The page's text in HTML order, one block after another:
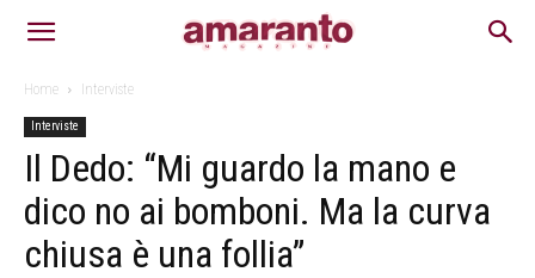
Home Interviste
Interviste
Il Dedo: “Mi guardo la mano e
dico no ai bomboni. Ma la curva
chiusa è una follia”